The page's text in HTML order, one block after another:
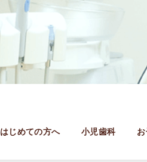
はじめての方へ 小児歯科